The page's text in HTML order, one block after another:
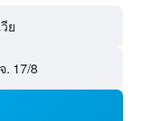
ย
จ. 17/8